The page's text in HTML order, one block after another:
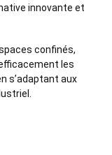
innovante et
confinés,
les
s’adaptant aux